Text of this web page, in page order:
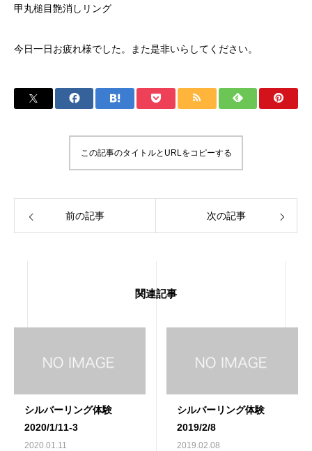
甲丸槌目艶消しリング
今日一日お疲れ様でした。また是非いらしてください。
この記事のタイトルとURLをコピーする
前の記事 次の記事
関連記事
シルバーリング体験
2020/1/11-3
2020.01.11
シルバーリング体験
2019/2/8
2019.02.08